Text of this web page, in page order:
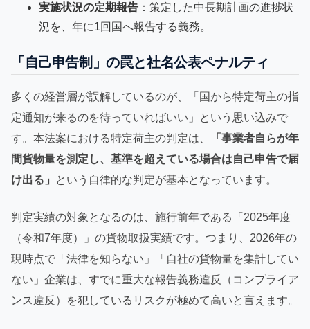
実施状況の定期報告 ：策定した中長期計画の進捗状
況を、年に1回国へ報告する義務。
「自己申告制」の罠と社名公表ペナルティ
多くの経営層が誤解しているのが、「国から特定荷主の指
定通知が来るのを待っていればいい」という思い込みで
す。本法案における特定荷主の判定は、
「事業者自らが年
間貨物量を測定し、基準を超えている場合は自己申告で届
け出る」
という自律的な判定が基本となっています。
判定実績の対象となるのは、施行前年である「2025年度
（令和7年度）」の貨物取扱実績です。つまり、2026年の
現時点で「法律を知らない」「自社の貨物量を集計してい
ない」企業は、すでに重大な報告義務違反（コンプライア
ンス違反）を犯しているリスクが極めて高いと言えます。